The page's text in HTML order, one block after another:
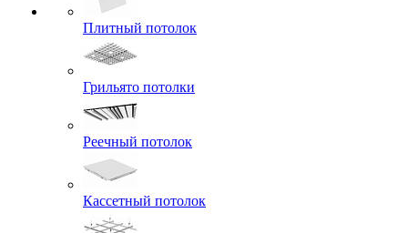
Плитный потолок
Грильято потолки
Реечный потолок
Кассетный потолок